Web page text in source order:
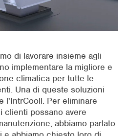
di lavorare insieme agli
implementare la migliore e
climatica per tutte le
Una di queste soluzioni
l'IntrCooll. Per eliminare
clienti possano avere
abbiamo parlato